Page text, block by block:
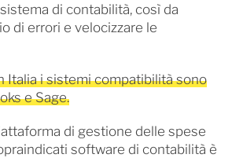
di contabilità, così da
di errori e velocizzare le
Italia i sistemi compatibilità sono
e Sage.
di gestione delle spese
software di contabilità è